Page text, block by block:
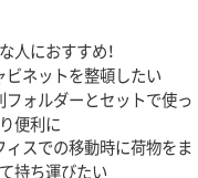
人におすすめ！
ビネットを整頓したい
フォルダーとセットで使っ
便利に
ィスでの移動時に荷物をま
持ち運びたい